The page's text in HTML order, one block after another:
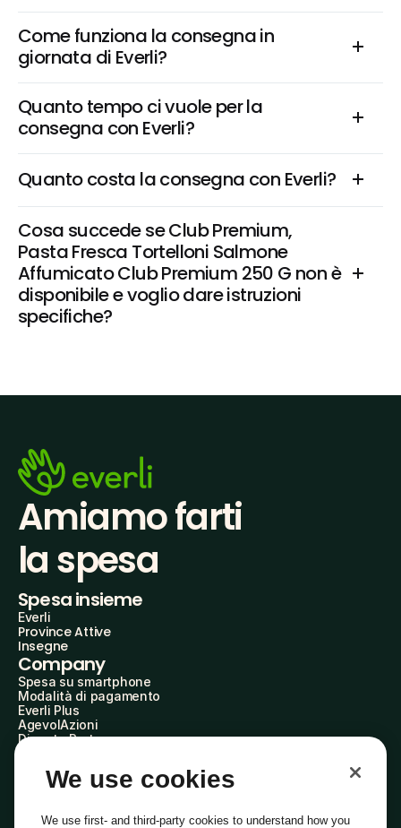
Come funziona la consegna in
giornata di Everli?
Quanto tempo ci vuole per la
consegna con Everli?
Quanto costa la consegna con Everli?
Cosa succede se Club Premium,
Pasta Fresca Tortelloni Salmone
Affumicato Club Premium 250 G non è
disponibile e voglio dare istruzioni
specifiche?
Amiamo farti
la spesa
Spesa insieme
Everli
Province Attive
Insegne
Company
Spesa su smartphone
Modalità di pagamento
Everli Plus
AgevolAzioni
Diventa Partner
Everli Shoppers
About Us
Everli News
We use cookies
We use first- and third-party cookies to understand how you